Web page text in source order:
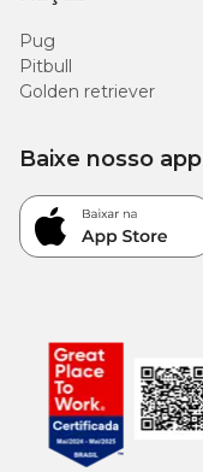
Pug
Pitbull
Golden retriever
Baixe nosso app